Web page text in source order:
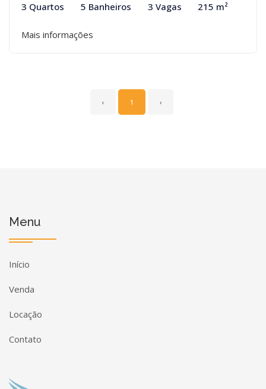
3 Quartos 5 Banheiros 3 Vagas 215 m²
Mais informações
‹ 1 ›
Menu
Início
Venda
Locação
Contato